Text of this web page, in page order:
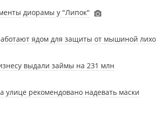
диорамы у "Липок"
ядом для защиты от мышиной
выдали займы на 231 млн
улице рекомендовано надевать маски